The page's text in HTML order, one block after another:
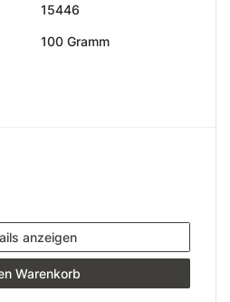
15446
100 Gramm
anzeigen
Warenkorb